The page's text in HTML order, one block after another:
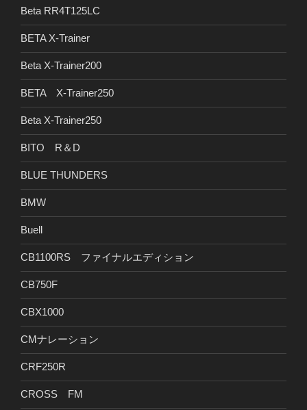
Beta RR4T125LC
BETA X-Trainer
Beta X-Trainer200
BETA X-Trainer250
Beta X-Trainer250
BITO R＆D
BLUE THUNDERS
BMW
Buell
CB1100RS ファイナルエディション
CB750F
CBX1000
CMナレーション
CRF250R
CROSS FM